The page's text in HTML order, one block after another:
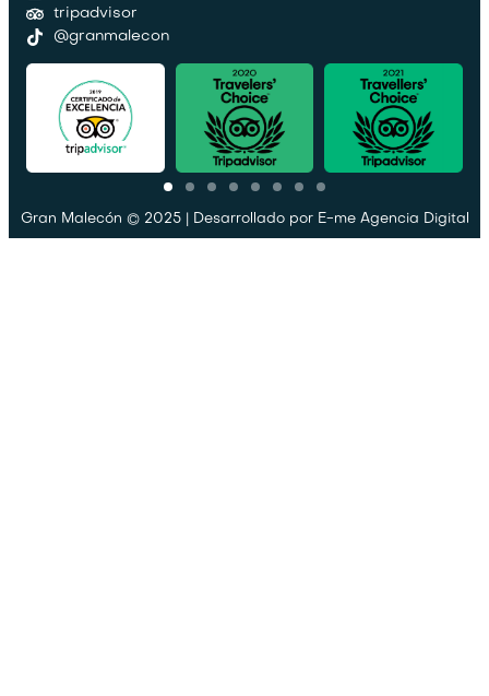
tripadvisor
@granmalecon
Gran Malecón © 2025 | Desarrollado por E-me Agencia Digital